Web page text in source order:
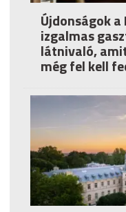
Újdonságok
izgalmas
látnivaló,
még fel kell